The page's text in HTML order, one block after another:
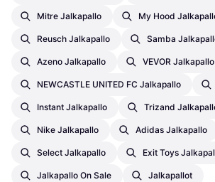
Mitre Jalkapallo My Hood
Reusch Jalkapallo Samba
Azeno Jalkapallo VEVOR Jalkapallo
NEWCASTLE UNITED FC Jalkapallo
Instant Jalkapallo Trizand
Nike Jalkapallo Adidas Jalkapallo
Select Jalkapallo Exit Toys
Jalkapallo On Sale Jalkapallot